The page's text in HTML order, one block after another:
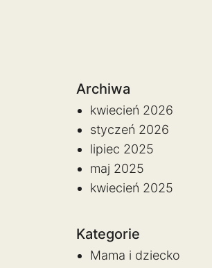
Archiwa
kwiecień 2026
styczeń 2026
lipiec 2025
maj 2025
kwiecień 2025
Kategorie
Mama i dziecko